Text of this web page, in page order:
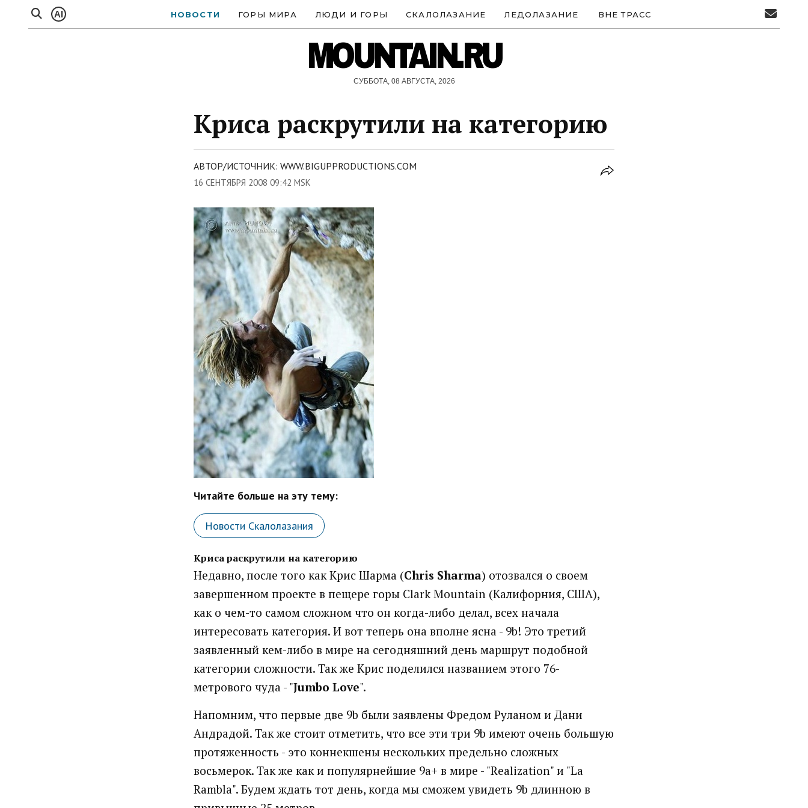
AI НОВОСТИ ГОРЫ МИРА ЛЮДИ И ГОРЫ СКАЛОЛАЗАНИЕ ЛЕДОЛАЗАНИЕ ВНЕ ТРАСС
MOUNTAIN.RU
СУББОТА, 08 АВГУСТА, 2026
Криса раскрутили на категорию
АВТОР/ИСТОЧНИК: WWW.BIGUPPRODUCTIONS.COM
16 СЕНТЯБРЯ 2008 09:42 MSK
Читайте больше на эту тему:
Новости Скалолазания
Криса раскрутили на категорию
Недавно, после того как Крис Шарма (Chris Sharma) отозвался о своем
завершенном проекте в пещере горы Clark Mountain (Калифорния, США),
как о чем-то самом сложном что он когда-либо делал, всех начала
интересовать категория. И вот теперь она вполне ясна - 9b! Это третий
заявленный кем-либо в мире на сегодняшний день маршрут подобной
категории сложности. Так же Крис поделился названием этого 76-
метрового чуда - "Jumbo Love".
Напомним, что первые две 9b были заявлены Фредом Руланом и Дани
Андрадой. Так же стоит отметить, что все эти три 9b имеют очень большую
протяженность - это коннекшены нескольких предельно сложных
восьмерок. Так же как и популярнейшие 9a+ в мире - "Realization" и "La
Rambla". Будем ждать тот день, когда мы сможем увидеть 9b длинною в